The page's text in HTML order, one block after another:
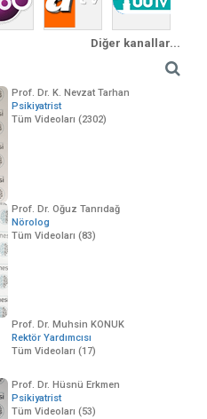
Diğer kanallar...
Prof. Dr. K. Nevzat Tarhan
Psikiyatrist
Tüm Videoları (2302)
Prof. Dr. Oğuz Tanrıdağ
Nörolog
Tüm Videoları (83)
Prof. Dr. Muhsin KONUK
Rektör Yardımcısı
Tüm Videoları (17)
Prof. Dr. Hüsnü Erkmen
Psikiyatrist
Tüm Videoları (53)